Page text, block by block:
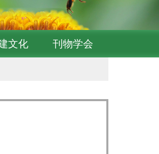
文化 刊物学会